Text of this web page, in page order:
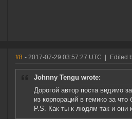
#8 - 2017-07-29 03:57:27 UTC Edited
Johnny Tengu wrote:
Дорогой автор поста видимо
из корпораций в гемико за
P.S. Как ты к людям так и они